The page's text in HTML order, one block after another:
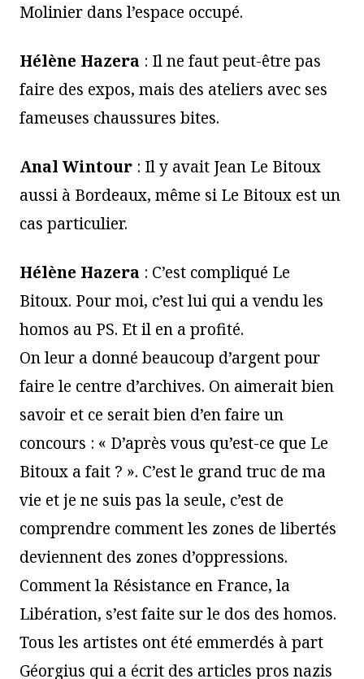
Molinier dans l’espace occupé.
Hélène Hazera : Il ne faut peut-être pas
faire des expos, mais des ateliers avec ses
fameuses chaussures bites.
Anal Wintour : Il y avait Jean Le Bitoux
aussi à Bordeaux, même si Le Bitoux est un
cas particulier.
Hélène Hazera : C’est compliqué Le
Bitoux. Pour moi, c’est lui qui a vendu les
homos au PS. Et il en a profité.
On leur a donné beaucoup d’argent pour
faire le centre d’archives. On aimerait bien
savoir et ce serait bien d’en faire un
concours : « D’après vous qu’est-ce que Le
Bitoux a fait ? ». C’est le grand truc de ma
vie et je ne suis pas la seule, c’est de
comprendre comment les zones de libertés
deviennent des zones d’oppressions.
Comment la Résistance en France, la
Libération, s’est faite sur le dos des homos.
Tous les artistes ont été emmerdés à part
Géorgius qui a écrit des articles pros nazis